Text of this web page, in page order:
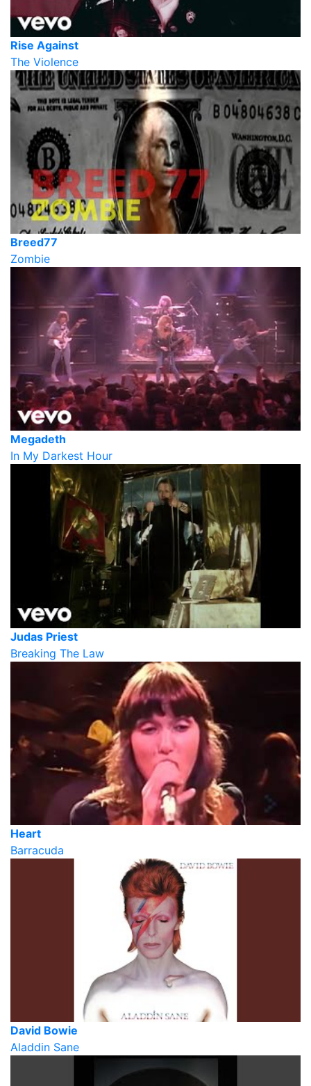
Rise Against
The Violence
Breed77
Zombie
Megadeth
In My Darkest Hour
Judas Priest
Breaking The Law
Heart
Barracuda
David Bowie
Aladdin Sane